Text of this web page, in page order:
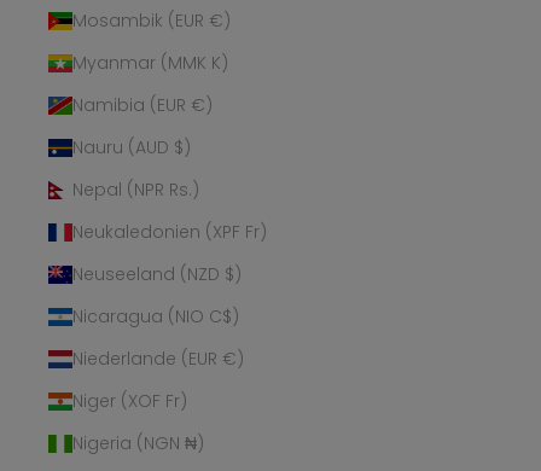
Mosambik (EUR €)
Myanmar (MMK K)
Namibia (EUR €)
Nauru (AUD $)
Nepal (NPR Rs.)
Neukaledonien (XPF Fr)
Neuseeland (NZD $)
Nicaragua (NIO C$)
Niederlande (EUR €)
Niger (XOF Fr)
Nigeria (NGN ₦)